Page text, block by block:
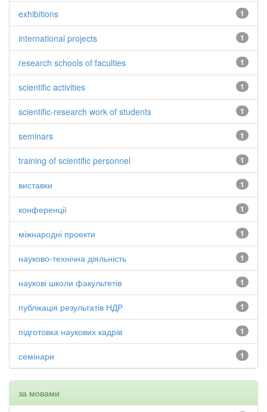
1
exhibitions
1
international projects
1
research schools of faculties
1
scientific activities
1
scientific-research work of students
1
seminars
1
training of scientific personnel
1
виставки
1
конференції
1
міжнародні проекти
1
науково-технічна діяльність
1
наукові школи факультетів
1
публікація результатів НДР
1
підготовка наукових кадрів
1
семінари
за мовами